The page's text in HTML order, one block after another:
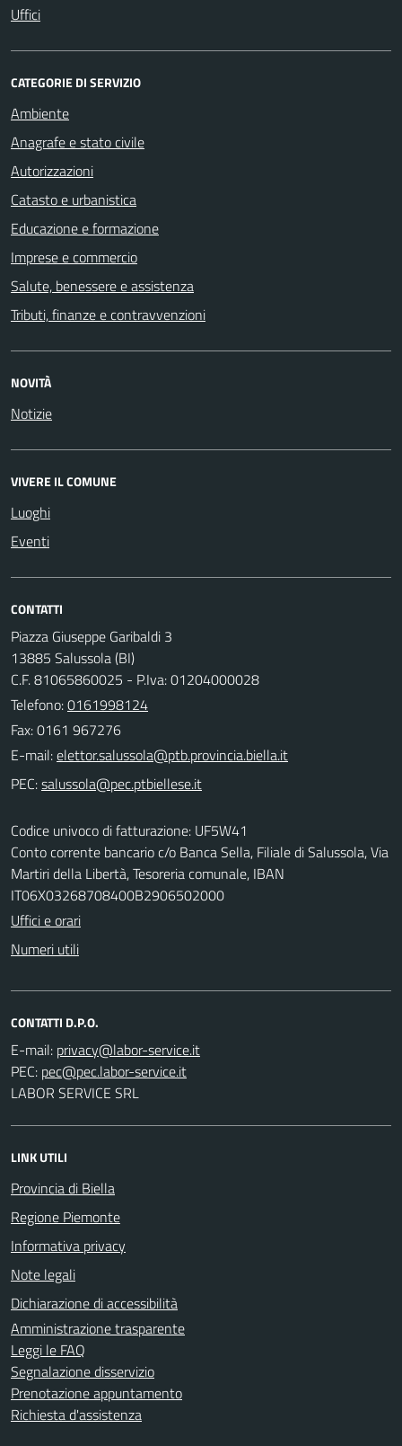
Uffici
CATEGORIE DI SERVIZIO
Ambiente
Anagrafe e stato civile
Autorizzazioni
Catasto e urbanistica
Educazione e formazione
Imprese e commercio
Salute, benessere e assistenza
Tributi, finanze e contravvenzioni
NOVITÀ
Notizie
VIVERE IL COMUNE
Luoghi
Eventi
CONTATTI
Piazza Giuseppe Garibaldi 3
13885 Salussola (BI)
C.F. 81065860025 - P.Iva: 01204000028
Telefono:0161998124
Fax: 0161 967276
E-mail:
PEC:
Codice univoco di fatturazione: UF5W41
Conto corrente bancario c/o Banca Sella, Filiale di Salussola, Via
Martiri della Libertà, Tesoreria comunale, IBAN
IT06X03268708400B2906502000
Uffici e orari
Numeri utili
CONTATTI D.P.O.
E-mail:
PEC:
LABOR SERVICE SRL
LINK UTILI
Provincia di Biella
Regione Piemonte
Informativa privacy
Note legali
Dichiarazione di accessibilità
Amministrazione trasparente
Leggi le FAQ
Segnalazione disservizio
Prenotazione appuntamento
Richiesta d'assistenza